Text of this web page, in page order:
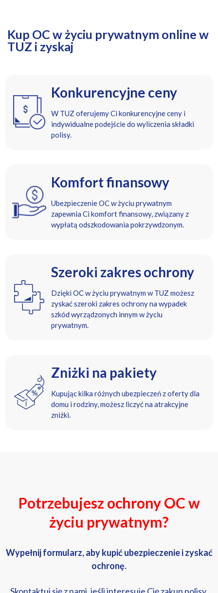
Kup OC w życiu prywatnym online w
TUZ i zyskaj
Konkurencyjne ceny
W TUZ oferujemy Ci konkurencyjne ceny i
indywidualne podejście do wyliczenia składki
polisy.
Komfort finansowy
Ubezpieczenie OC w życiu prywatnym
zapewnia Ci komfort finansowy, związany z
wypłatą odszkodowania pokrzywdzonym.
Szeroki zakres ochrony
Dzięki OC w życiu prywatnym w TUZ możesz
zyskać szeroki zakres ochrony na wypadek
szkód wyrządzonych innym w życiu
prywatnym.
Zniżki na pakiety
Kupując kilka różnych ubezpieczeń z oferty dla
domu i rodziny, możesz liczyć na atrakcyjne
zniżki.
Potrzebujesz ochrony OC w
życiu prywatnym?
Wypełnij formularz, aby kupić ubezpieczenie i zyskać
ochronę.